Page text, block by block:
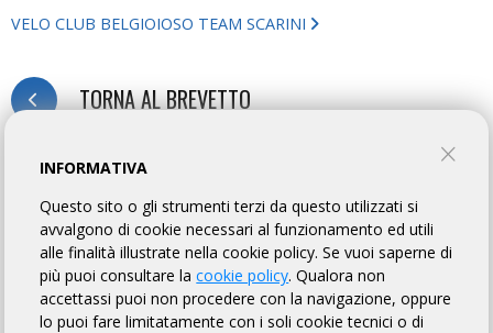
VELO CLUB BELGIOIOSO TEAM SCARINI
TORNA AL BREVETTO
MODULO D'ISCRIZIONE
ENGLISH VERSION
MODALITÀ DI ISCRIZIONE
INFORMATIVA
Questo sito o gli strumenti terzi da questo utilizzati si
avvalgono di cookie necessari al funzionamento ed utili
alle finalità illustrate nella cookie policy. Se vuoi saperne di
più puoi consultare lacookie policy. Qualora non
accettassi puoi non procedere con la navigazione, oppure
lo puoi fare limitatamente con i soli cookie tecnici o di